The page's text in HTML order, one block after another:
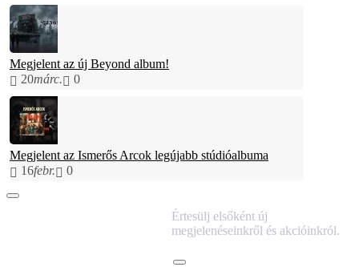
Megjelent az új Beyond album!
20márc. 0
Megjelent az Ismerős Arcok legújabb stúdióalbuma
16febr. 0
Értesülj elsőként új
megjelenéseinkről és akcióinkról.